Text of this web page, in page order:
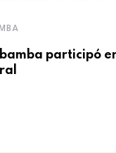
participó